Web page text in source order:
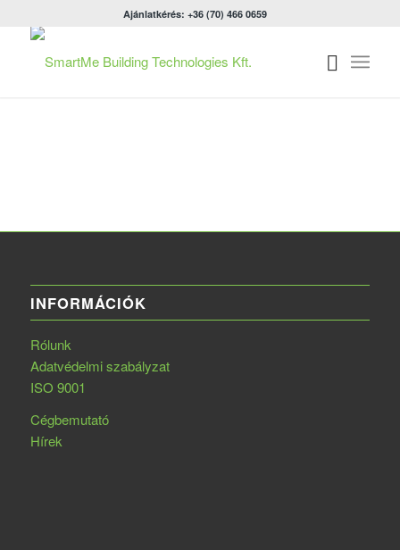
Ajánlatkérés: +36 (70) 466 0659
INFORMÁCIÓK
Rólunk
Adatvédelmi szabályzat
ISO 9001
Cégbemutató
Hírek